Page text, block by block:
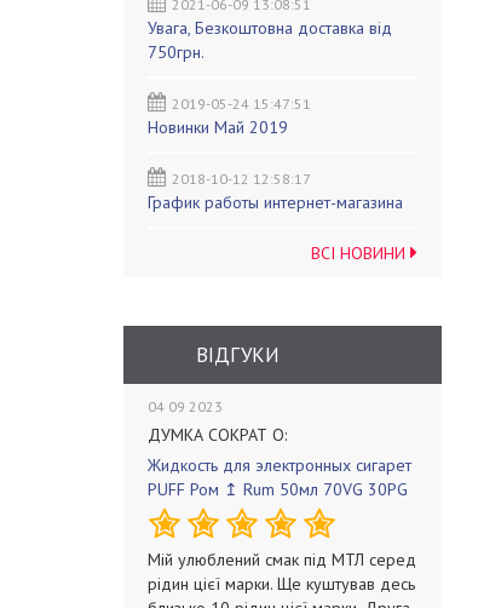
2021-06-09 13:08:51
Увага, Безкоштовна доставка від
750грн.
2019-05-24 15:47:51
Новинки Май 2019
2018-10-12 12:58:17
График работы интернет-магазина
ВСІ НОВИНИ
ВІДГУКИ
04 09 2023
ДУМКА СОКРАТ О:
Жидкость для электронных сигарет
PUFF Ром ↥ Rum 50мл 70VG 30PG
Мій улюблений смак під МТЛ серед
рідин цієї марки. Ще куштував десь